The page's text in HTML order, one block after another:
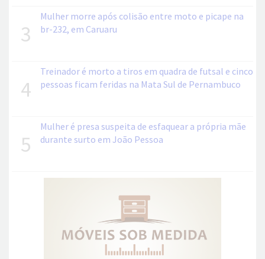
3
Mulher morre após colisão entre moto e picape na
br-232, em Caruaru
4
Treinador é morto a tiros em quadra de futsal e cinco
pessoas ficam feridas na Mata Sul de Pernambuco
5
Mulher é presa suspeita de esfaquear a própria mãe
durante surto em João Pessoa